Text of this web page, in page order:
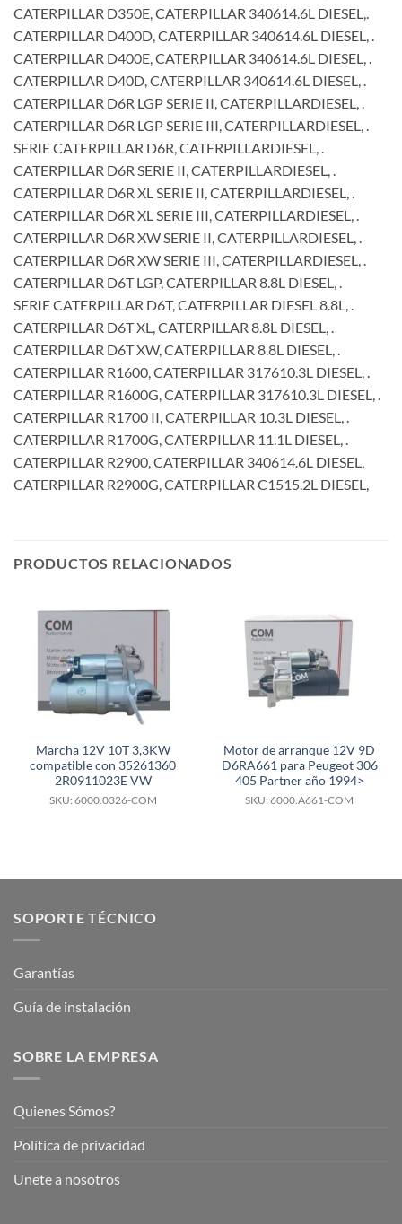
CATERPILLAR D350E, CATERPILLAR 340614.6L DIESEL,.
CATERPILLAR D400D, CATERPILLAR 340614.6L DIESEL, .
CATERPILLAR D400E, CATERPILLAR 340614.6L DIESEL, .
CATERPILLAR D40D, CATERPILLAR 340614.6L DIESEL, .
CATERPILLAR D6R LGP SERIE II, CATERPILLARDIESEL, .
CATERPILLAR D6R LGP SERIE III, CATERPILLARDIESEL, .
SERIE CATERPILLAR D6R, CATERPILLARDIESEL, .
CATERPILLAR D6R SERIE II, CATERPILLARDIESEL, .
CATERPILLAR D6R XL SERIE II, CATERPILLARDIESEL, .
CATERPILLAR D6R XL SERIE III, CATERPILLARDIESEL, .
CATERPILLAR D6R XW SERIE II, CATERPILLARDIESEL, .
CATERPILLAR D6R XW SERIE III, CATERPILLARDIESEL, .
CATERPILLAR D6T LGP, CATERPILLAR 8.8L DIESEL, .
SERIE CATERPILLAR D6T, CATERPILLAR DIESEL 8.8L, .
CATERPILLAR D6T XL, CATERPILLAR 8.8L DIESEL, .
CATERPILLAR D6T XW, CATERPILLAR 8.8L DIESEL, .
CATERPILLAR R1600, CATERPILLAR 317610.3L DIESEL, .
CATERPILLAR R1600G, CATERPILLAR 317610.3L DIESEL, .
CATERPILLAR R1700 II, CATERPILLAR 10.3L DIESEL, .
CATERPILLAR R1700G, CATERPILLAR 11.1L DIESEL, .
CATERPILLAR R2900, CATERPILLAR 340614.6L DIESEL,
CATERPILLAR R2900G, CATERPILLAR C1515.2L DIESEL,
PRODUCTOS RELACIONADOS
Marcha 12V 10T 3,3KW
compatible con 35261360
2R0911023E VW
SKU: 6000.0326-COM
Motor de arranque 12V 9D
D6RA661 para Peugeot 306
405 Partner año 1994>
SKU: 6000.A661-COM
SOPORTE TÉCNICO
Garantías
Guía de instalación
SOBRE LA EMPRESA
Quienes Sómos?
Política de privacidad
Unete a nosotros